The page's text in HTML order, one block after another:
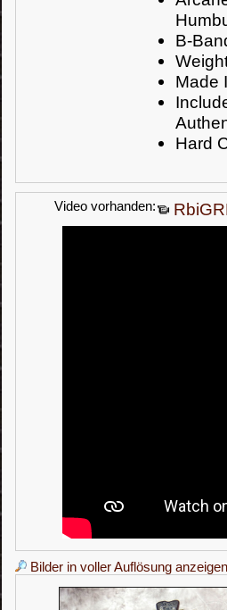
B-
Made
Hard
Video vorhanden:
Bilder in voller Auflösung anzeigen